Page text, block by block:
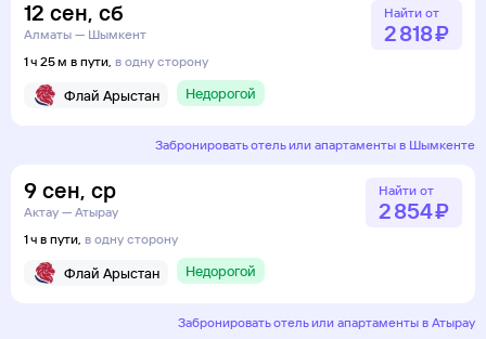
12 сен, сб
Алматы — Шымкент
1 ч 25 м в пути, в одну сторону
Флай Арыстан Недорогой
Найти от
2 ⁠818 ⁠₽
Забронировать отель или апартаменты в Шымкенте
9 сен, ср
Актау — Атырау
1 ч в пути, в одну сторону
Флай Арыстан Недорогой
Найти от
2 ⁠854 ⁠₽
Забронировать отель или апартаменты в Атырау